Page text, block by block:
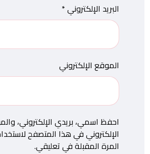
البريد الإلكتروني*
الموقع الإلكتروني
احفظ اسمي، بريدي الإلكتروني،
الإلكتروني في هذا المتصفح
المرة المقبلة في تعليقي.